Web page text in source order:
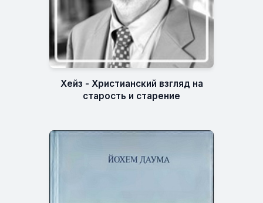
Хейз - Христианский взгляд на
старость и старение